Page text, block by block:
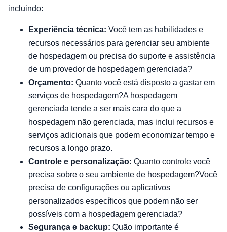
incluindo:
Experiência técnica: Você tem as habilidades e
recursos necessários para gerenciar seu ambiente
de hospedagem ou precisa do suporte e assistência
de um provedor de hospedagem gerenciada?
Orçamento: Quanto você está disposto a gastar em
serviços de hospedagem?A hospedagem
gerenciada tende a ser mais cara do que a
hospedagem não gerenciada, mas inclui recursos e
serviços adicionais que podem economizar tempo e
recursos a longo prazo.
Controle e personalização: Quanto controle você
precisa sobre o seu ambiente de hospedagem?Você
precisa de configurações ou aplicativos
personalizados específicos que podem não ser
possíveis com a hospedagem gerenciada?
Segurança e backup: Quão importante é